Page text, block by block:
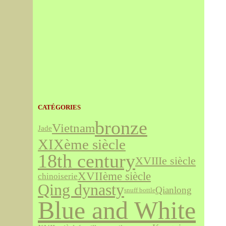
CATÉGORIES
JadeVietnambronze
XIXème siècle
18th centuryXVIIIe siècle
chinoiserieXVIIème siècle
Qing dynastysnuff bottleQianlong
Blue and White